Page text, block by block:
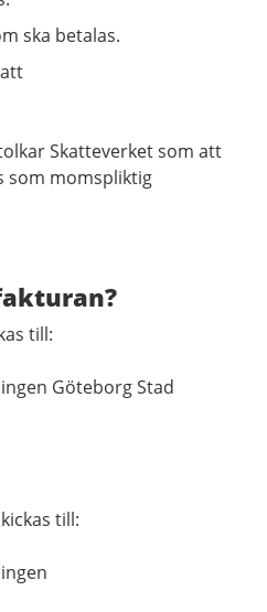
ska betalas.
Skatteverket som att
som momspliktig
till:
Göteborg Stad
till: